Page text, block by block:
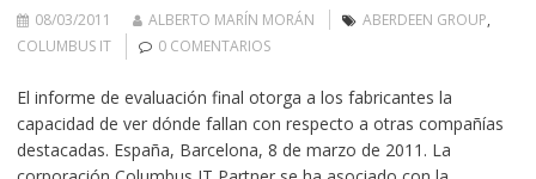
08/03/2011 ALBERTO MARÍN MORÁN ABERDEEN GROUP,
COLUMBUS IT
0 COMENTARIOS
El informe de evaluación final otorga a los fabricantes la
capacidad de ver dónde fallan con respecto a otras compañías
destacadas. España, Barcelona, 8 de marzo de 2011. La